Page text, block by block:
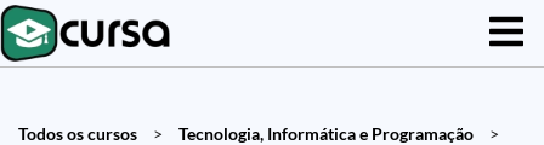
Todos os cursos > Tecnologia, Informática e Programação
>